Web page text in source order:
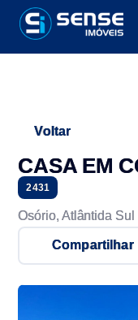
Voltar
CASA EM
2431
Osório, Atlântida Sul
Compartilhar